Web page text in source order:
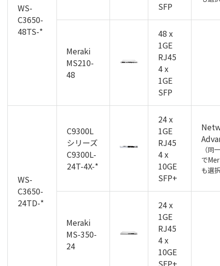
WS-
C3650-
48TS-*
SFP
Meraki
MS210-
48
48 x
1GE
RJ45
4 x
1GE
SFP
WS-
C3650-
24TD-*
C9300L
シリーズ
C9300L-
24T-4X-*
24 x
1GE
RJ45
4 x
10GE
SFP+
（同
で
も選
Meraki
MS-350-
24
24 x
1GE
RJ45
4 x
10GE
SFP+